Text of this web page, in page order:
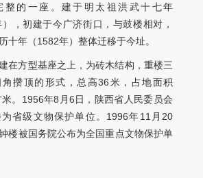
整的一座。建于明太祖洪武十七年
），初建于今广济街口，与鼓楼相对，
十年（1582年）整体迁移于今址。
在方型基座之上，为砖木结构，重楼三
角攒顶的形式，总高36米，占地面积
。1956年8月6日，陕西省人民委员会
省级文物保护单位。1996年11月20
楼被国务院公布为全国重点文物保护单